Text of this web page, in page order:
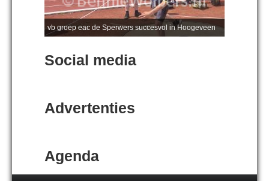
vb groep eac de Sperwers succesvol in Hoogeveen
Social media
Advertenties
Agenda